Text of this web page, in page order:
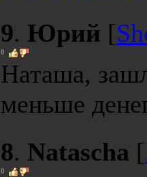
9. Юрий [
0
Наташа,
меньше
8. Natascha [
0